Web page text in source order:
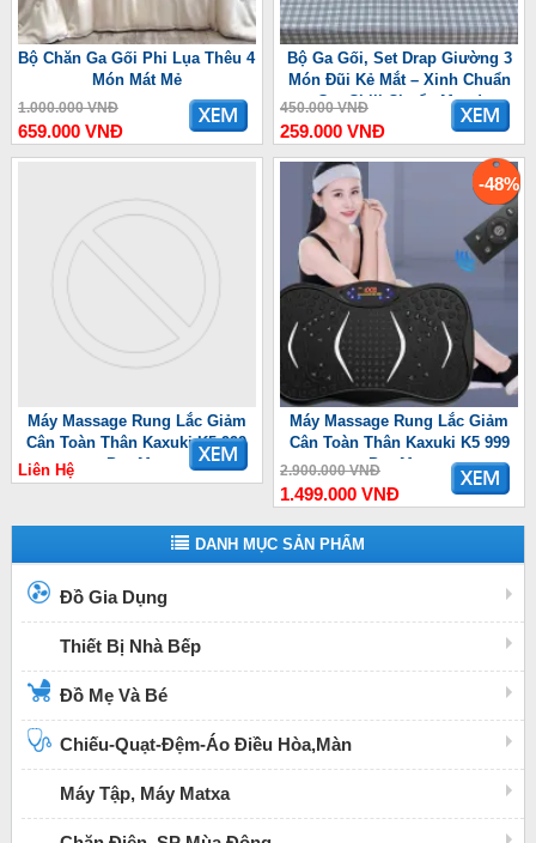
Bộ Chăn Ga Gối Phi Lụa Thêu 4
Món Mát Mẻ
1.000.000 VNĐ
659.000 VNĐ
Bộ Ga Gối, Set Drap Giường 3
Món Đũi Kẻ Mắt – Xinh Chuẩn
Gu, Chill Chuẩn Mood
450.000 VNĐ
259.000 VNĐ
Máy Massage Rung Lắc Giảm
Cân Toàn Thân Kaxuki K5 999
Pro Max
Liên Hệ
-48%
Máy Massage Rung Lắc Giảm
Cân Toàn Thân Kaxuki K5 999
Pro Max
2.900.000 VNĐ
1.499.000 VNĐ
DANH MỤC SẢN PHẨM
Đồ Gia Dụng
Thiết Bị Nhà Bếp
Đồ Mẹ Và Bé
Chiếu-Quạt-Đệm-Áo Điều Hòa,Màn
Máy Tập, Máy Matxa